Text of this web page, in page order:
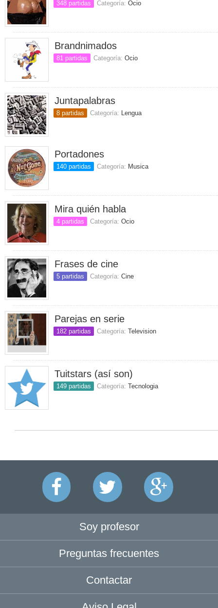
348 partidas Categoría: Ocio
Brandnimados
81 partidas Categoría: Ocio
Juntapalabras
8 partidas Categoría: Lengua
Portadones
140 partidas Categoría: Musica
Mira quién habla
4 partidas Categoría: Ocio
Frases de cine
5 partidas Categoría: Cine
Parejas en serie
182 partidas Categoría: Television
Tuitstars (así son)
149 partidas Categoría: Tecnologia
Soy profesor
Preguntas frecuentes
Contactar